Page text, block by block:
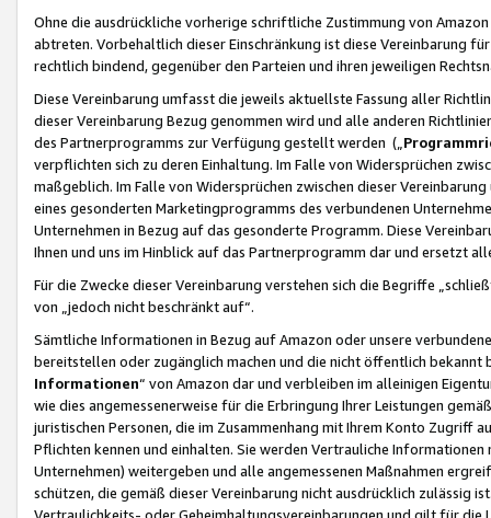
Ohne die ausdrückliche vorherige schriftliche Zustimmung von
abtreten. Vorbehaltlich dieser Einschränkung ist diese Vereinbarung
rechtlich bindend, gegenüber den Parteien und ihren jeweiligen
Diese Vereinbarung umfasst die jeweils aktuellste Fassung aller
dieser Vereinbarung Bezug genommen wird und alle anderen
des Partnerprogramms zur Verfügung gestellt werden („
verpflichten sich zu deren Einhaltung. Im Falle von Widersprüchen
maßgeblich. Im Falle von Widersprüchen zwischen dieser
eines gesonderten Marketingprogramms des verbundenen
Unternehmen in Bezug auf das gesonderte Programm. Diese
Ihnen und uns im Hinblick auf das Partnerprogramm dar und ersetzt
Für die Zwecke dieser Vereinbarung verstehen sich die Begriffe
von „jedoch nicht beschränkt auf“.
Sämtliche Informationen in Bezug auf Amazon oder unsere
bereitstellen oder zugänglich machen und die nicht öffentlich
Informationen“ von Amazon dar und verbleiben im alleinigen
wie dies angemessenerweise für die Erbringung Ihrer Leistungen
juristischen Personen, die im Zusammenhang mit Ihrem Konto
Pflichten kennen und einhalten. Sie werden Vertrauliche
Unternehmen) weitergeben und alle angemessenen Maßnahmen
schützen, die gemäß dieser Vereinbarung nicht ausdrücklich zulässig